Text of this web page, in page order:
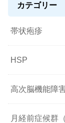
カテゴリー
帯状疱疹
HSP
高次脳機能障
月経前症候群